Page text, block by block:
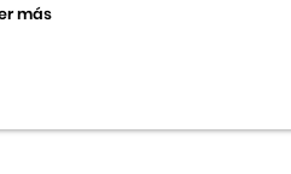
más